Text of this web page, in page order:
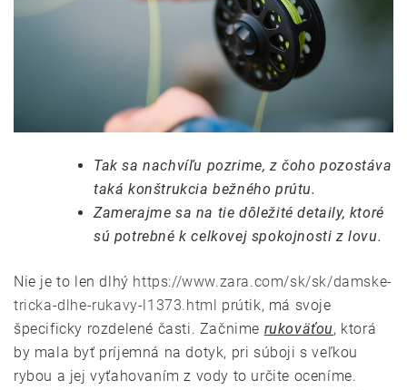
Tak sa nachvíľu pozrime, z čoho pozostáva
taká konštrukcia bežného prútu.
Zamerajme sa na tie dôležité detaily, ktoré
sú potrebné k celkovej spokojnosti z lovu.
Nie je to len dlhý https://www.zara.com/sk/sk/damske-
tricka-dlhe-rukavy-l1373.html
prútik, má svoje
špecificky rozdelené časti. Začnime rukoväťou, ktorá
by mala byť príjemná na dotyk, pri súboji s veľkou
rybou a jej vyťahovaním z vody to určite oceníme.